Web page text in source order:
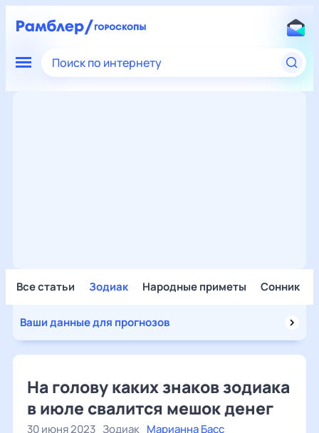
Поиск по интернету
Все статьи Зодиак Народные приметы Сонник
Ваши данные для прогнозов
На голову каких знаков зодиака
в июле свалится мешок денег
30 июня 2023 Зодиак Марианна Басс